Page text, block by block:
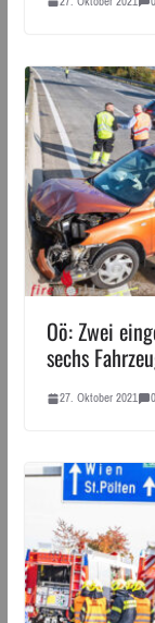
Oö: Zwei
sechs
27. Oktober 2021 0